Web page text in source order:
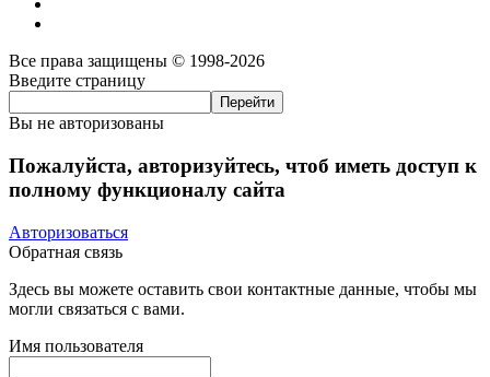
Все права защищены © 1998-2026
Введите страницу
Вы не авторизованы
Пожалуйста, авторизуйтесь, чтоб иметь доступ к
полному функционалу сайта
Авторизоваться
Обратная связь
Здесь вы можете оставить свои контактные данные, чтобы мы
могли связаться с вами.
Имя пользователя